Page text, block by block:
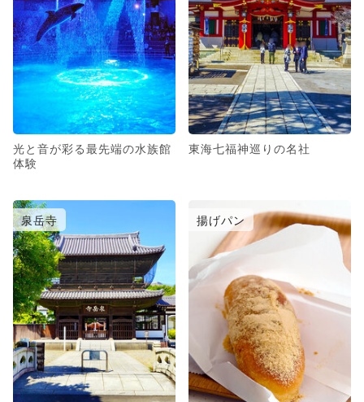
光と音が彩る最先端の水族館
体験
東海七福神巡りの名社
泉岳寺 揚げパン